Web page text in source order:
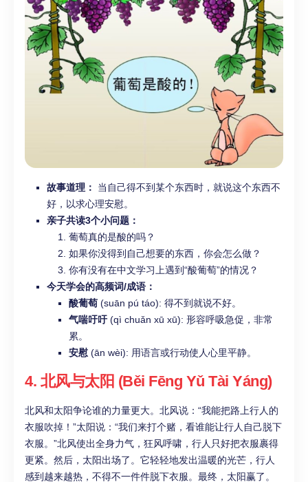
故事道理：
当自己得不到某个东西时，就说这个东西不
好，以求心理安慰。
亲子共读3个小问题：
葡萄真的是酸的吗？
如果你没得到自己想要的东西，你会怎么做？
你有没有在中文学习上遇到“酸葡萄”的情况？
今天学会的高频词/成语：
酸葡萄 (suān pú táo): 得不到就说不好。
气喘吁吁 (qì chuǎn xū xū): 形容呼吸急促，非常
累。
安慰 (ān wèi): 用语言或行动使人心里平静。
4. 北风与太阳 (Běi Fēng Yǔ Tài Yáng)
北风和太阳争论谁的力量更大。北风说：“我能把路上行人的
衣服吹掉！”太阳说：“我们来打个赌，看谁能让行人自己脱下
衣服。”北风使出全身力气，狂风呼啸，行人只好把衣服裹得
更紧。然后，太阳出场了。它轻轻地发出温暖的光芒，行人
感到越来越热，不得不一件件脱下衣服。最终，太阳赢了。